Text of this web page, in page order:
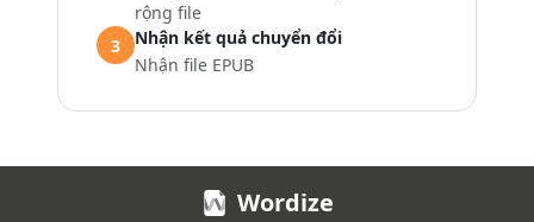
rộng file
3
Nhận kết quả chuyển đổi
Nhận file EPUB
Wordize